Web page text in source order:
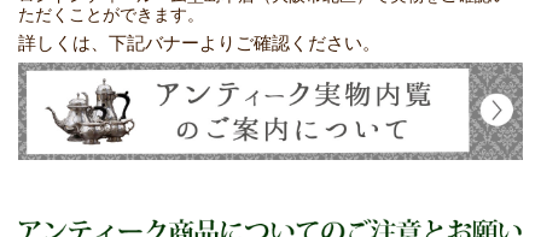
ただくことができます。
詳しくは、下記バナーよりご確認ください。